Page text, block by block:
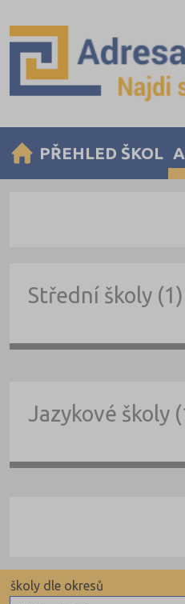
PŘEHLED ŠKOL
Střední školy (1)
Jazykové školy
školy dle okresů